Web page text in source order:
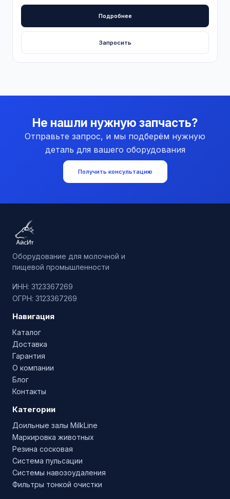
Подробнее
Запросить
Не нашли нужную запчасть?
Отправьте запрос, и мы подберём нужную
деталь для вашего оборудования
Получить консультацию
Оборудование для молочной и
пищевой промышленности
ИНН: 3123367269
ОГРН: 3123367269
Навигация
Каталог
Доставка
Гарантия
О компании
Блог
Контакты
Категории
Доильные залы MilkLine
Маркировка животных
Резина сосковая
Система пульсации
Системы навозоудаления
Фильтры тонкой очистки